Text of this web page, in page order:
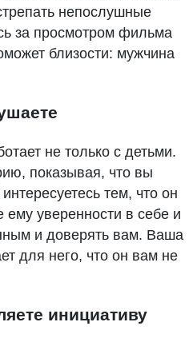
непослушные
за просмотром фильма
близости: мужчина
не только с детьми.
показывая, что вы
тем, что он
ему уверенности в себе и
и доверять вам. Ваша
для него, что он вам не
инициативу